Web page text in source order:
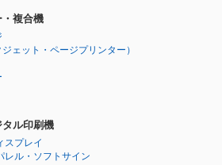
複合機
ジェット・ページプリンター）
ル印刷機
スプレイ
レル・ソフトサイン